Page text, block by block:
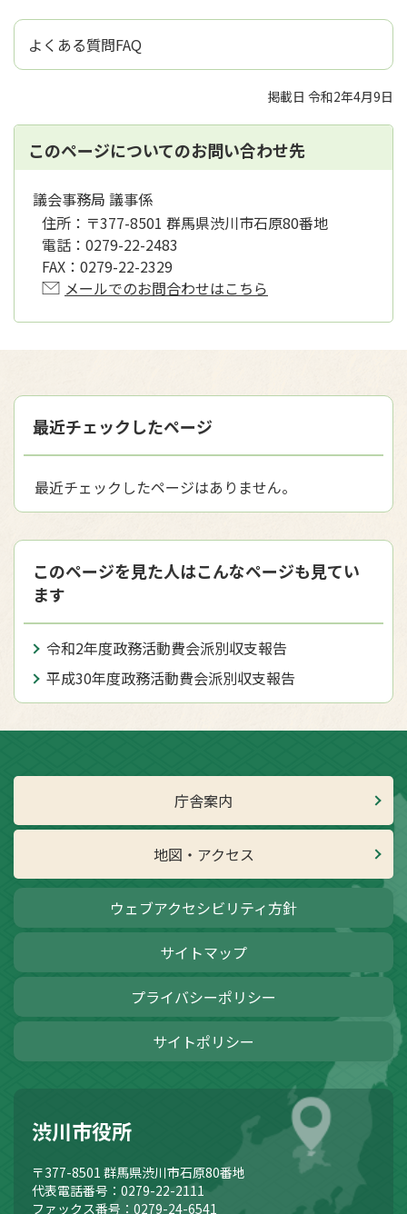
よくある質問FAQ
掲載日 令和2年4月9日
このページについてのお問い合わせ先
議会事務局 議事係
住所： 〒377-8501 群馬県渋川市石原80番地
電話： 0279-22-2483
FAX： 0279-22-2329
メールでのお問合わせはこちら
最近チェックしたページ
最近チェックしたページはありません。
このページを見た人はこんなページも見てい
ます
令和2年度政務活動費会派別収支報告
平成30年度政務活動費会派別収支報告
庁舎案内
地図・アクセス
ウェブアクセシビリティ方針
サイトマップ
プライバシーポリシー
サイトポリシー
渋川市役所
〒377-8501 群馬県渋川市石原80番地
代表電話番号：0279-22-2111
ファックス番号：0279-24-6541